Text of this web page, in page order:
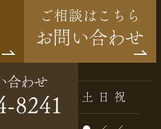
06-6344-8241
Instagram
月 火 水 木 土 日 祝